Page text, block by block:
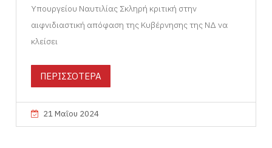
Υπουργείου Ναυτιλίας Σκληρή κριτική στην
αιφνιδιαστική απόφαση της Κυβέρνησης της ΝΔ να
κλείσει
ΠΕΡΙΣΣΟΤΕΡΑ
21 Μαΐου 2024